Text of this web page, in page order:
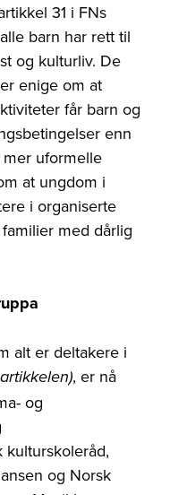
31 i FNs
barn har rett til
og kulturliv. De
enige om at
får barn og
enn
uformelle
at ungdom i
i organiserte
med dårlig
alt er deltakere i
, er nå
og
kulturskoleråd,
og Norsk